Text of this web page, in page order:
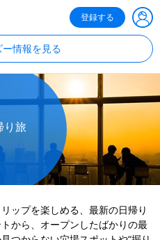
登録する
ー情報を見る
り旅
ップを楽しめる、最新の日帰り
から、オープンしたばかりの最